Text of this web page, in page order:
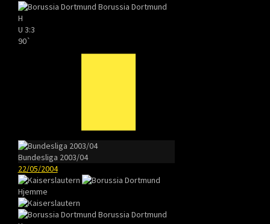
Borussia Dortmund
H
U 3:3
90`
Bundesliga 2003/04
22/05/2004
Hjemme
Borussia Dortmund